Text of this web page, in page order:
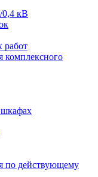
0,4 кВ
работ
комплексного
по действующему